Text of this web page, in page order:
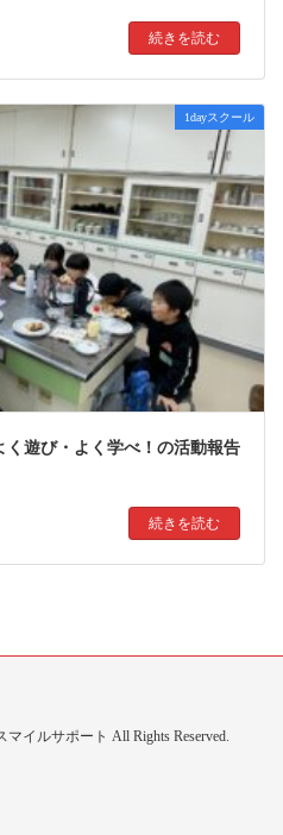
続きを読む
1dayスクール
く遊び・よく学べ！の活動報告
続きを読む
イルサポート All Rights Reserved.